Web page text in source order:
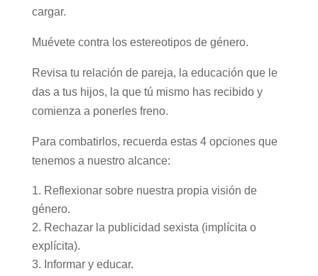
cargar.
Muévete contra los estereotipos de género.
Revisa tu relación de pareja, la educación que le
das a tus hijos, la que tú mismo has recibido y
comienza a ponerles freno.
Para combatirlos, recuerda estas 4 opciones que
tenemos a nuestro alcance:
Reflexionar sobre nuestra propia visión de
género.
Rechazar la publicidad sexista (implícita o
explícita).
Informar y educar.